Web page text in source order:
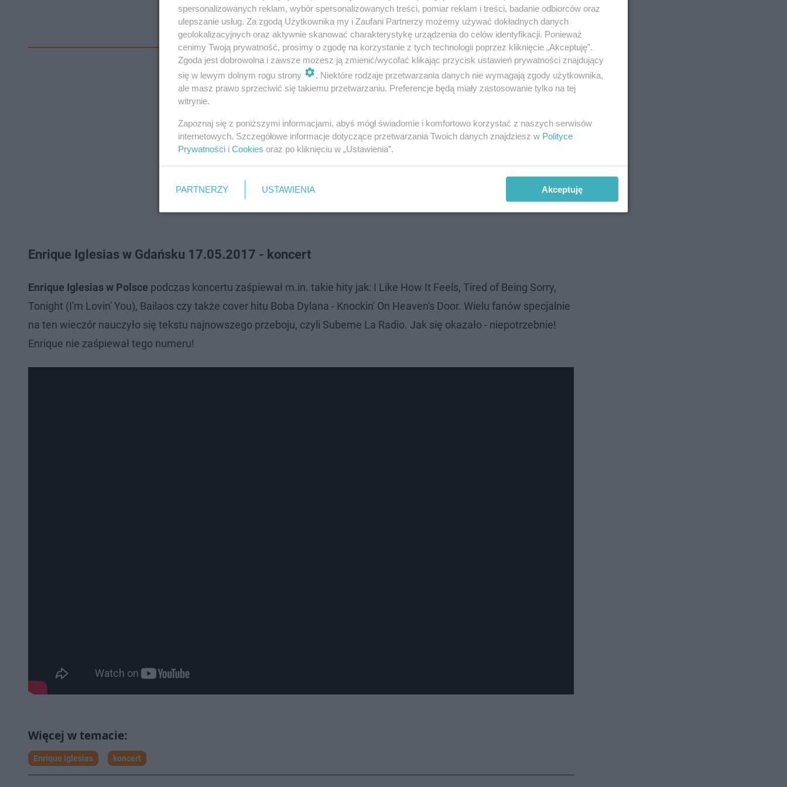
Zobacz
Enrique Iglesias w Gdańsku 17.05.2017 - koncert
Enrique Iglesias w Polsce podczas koncertu zaśpiewał m.in. takie hity jak: I Like How It Feels, Tired of Being Sorry,
Tonight (I'm Lovin' You), Bailaos czy także cover hitu Boba Dylana - Knockin' On Heaven's Door. Wielu fanów specjalnie
na ten wieczór nauczyło się tekstu najnowszego przeboju, czyli Subeme La Radio. Jak się okazało - niepotrzebnie!
Enrique nie zaśpiewał tego numeru!
Enrique Iglesias koncert
spersonalizowanych reklam, wybór spersonalizowanych treści, pomiar reklam i treści, badanie odbiorców oraz
ulepszanie usług. Za zgodą Użytkownika my i Zaufani Partnerzy możemy używać dokładnych danych
geolokalizacyjnych oraz aktywnie skanować charakterystykę urządzenia do celów identyfikacji. Ponieważ
cenimy Twoją prywatność, prosimy o zgodę na korzystanie z tych technologii poprzez kliknięcie „Akceptuję”.
Zgoda jest dobrowolna i zawsze możesz ją zmienić/wycofać klikając przycisk ustawień prywatności znajdujący
się w lewym dolnym rogu strony
. Niektóre rodzaje przetwarzania danych nie wymagają zgody użytkownika,
ale masz prawo sprzeciwić się takiemu przetwarzaniu. Preferencje będą miały zastosowanie tylko na tej
witrynie.
Zapoznaj się z poniższymi informacjami, abyś mógł świadomie i komfortowo korzystać z naszych serwisów
internetowych. Szczegółowe informacje dotyczące przetwarzania Twoich danych znajdziesz w Polityce
Prywatności i Cookies oraz po kliknięciu w „Ustawienia”.
PARTNERZY USTAWIENIA Akceptuję